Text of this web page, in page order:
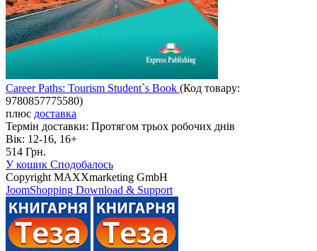
Career Paths: Tourism Student`s Book (Код товару:
9780857775580)
плюс доставка
Термін доставки: Протягом трьох робочих днів
Вік: 12-16, 16+
514 Грн.
У кошик Сподобалось
Copyright MAXXmarketing GmbH
JoomShopping Download & Support